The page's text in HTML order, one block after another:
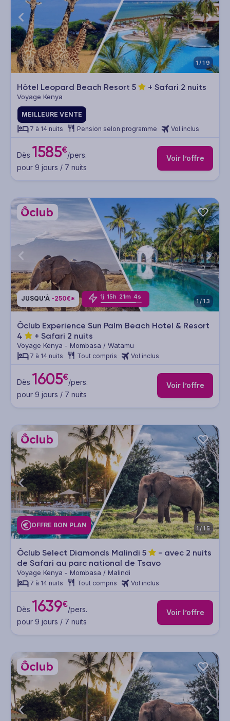
1/19
Hôtel Leopard Beach Resort 5 + Safari 2 nuits
Voyage Kenya
MEILLEURE VENTE
7 à 14 nuits
Pension selon programme Vol inclus
Dès 1585€/pers.
pour 9 jours / 7 nuits
Voir l’offre
JUSQU'À -250€* 1j 15h 21m 2s
1/13
Ôclub Experience Sun Palm Beach Hotel & Resort
4
+ Safari 2 nuits
Voyage Kenya - Mombasa / Watamu
7 à 14 nuits Tout compris Vol inclus
Dès 1605€/pers.
pour 9 jours / 7 nuits
Voir l’offre
OFFRE BON PLAN 1/15
Ôclub Select Diamonds Malindi 5
- avec 2 nuits
de Safari au parc national de Tsavo
Voyage Kenya - Mombasa / Malindi
7 à 14 nuits Tout compris Vol inclus
Dès 1639€/pers.
pour 9 jours / 7 nuits
Voir l’offre